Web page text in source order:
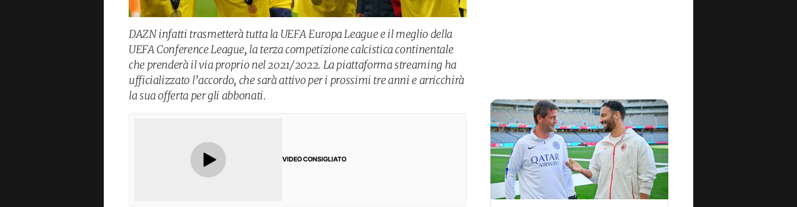
DAZN infatti trasmetterà tutta la UEFA Europa League e il meglio della
UEFA Conference League, la terza competizione calcistica continentale
che prenderà il via proprio nel 2021/2022. La piattaforma streaming ha
ufficializzato l’accordo, che sarà attivo per i prossimi tre anni e arricchirà
la sua offerta per gli abbonati.
VIDEO CONSIGLIATO